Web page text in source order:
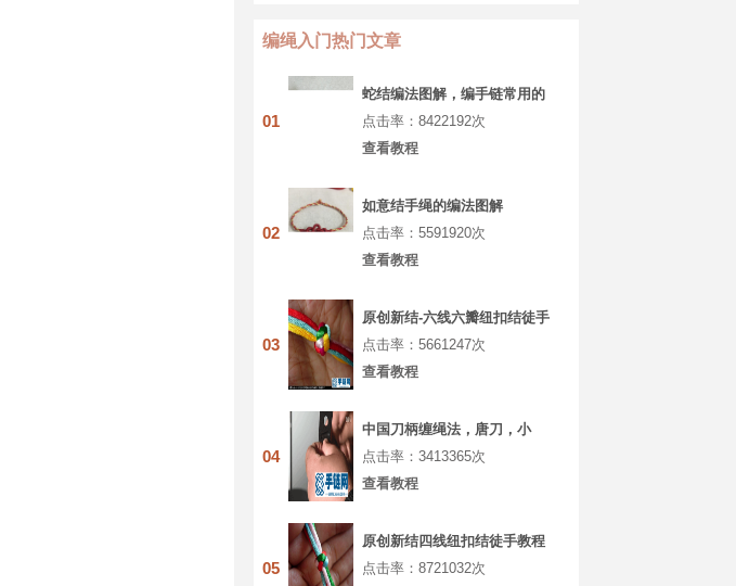
编绳入门热门文章
01
蛇结编法图解，编手链常用的
基本结教程
点击率：8422192次
查看教程
02
如意结手绳的编法图解
点击率：5591920次
查看教程
03
原创新结-六线六瓣纽扣结徒手
教程
点击率：5661247次
查看教程
04
中国刀柄缠绳法，唐刀，小
刀，菜刀都能通用的缠法教程
大全
点击率：3413365次
查看教程
05
原创新结四线纽扣结徒手教程
点击率：8721032次